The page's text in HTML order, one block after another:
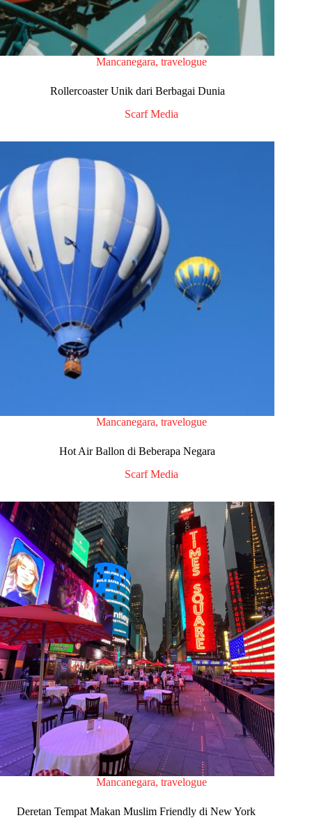
Mancanegara, travelogue
Rollercoaster Unik dari Berbagai Dunia
Scarf Media
Mancanegara, travelogue
Hot Air Ballon di Beberapa Negara
Scarf Media
Mancanegara, travelogue
Deretan Tempat Makan Muslim Friendly di New York